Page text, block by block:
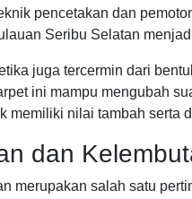
pencetakan dan
Seribu Selatan
juga tercermin dari
ini mampu mengubah
memiliki nilai tambah serta
dan
merupakan salah satu